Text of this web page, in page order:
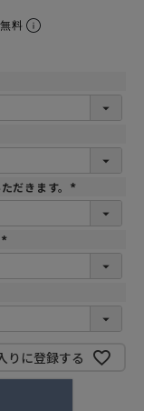
無料
だきます。
(
)
(
)
りに登録する